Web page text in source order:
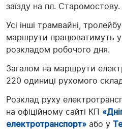
заїзду на пл. Старомостову.
Усі інші трамвайні,
маршрути працюватимуть
розкладом робочого дня.
Загалом на маршрути
220 одиниці рухомого
Розклад руху
на офіційному сайті КП
електротранспорт» або у